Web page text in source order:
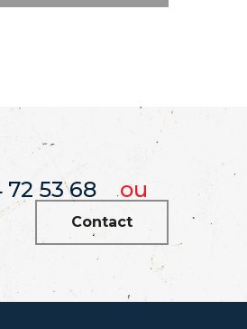
53 68 ou
Contact